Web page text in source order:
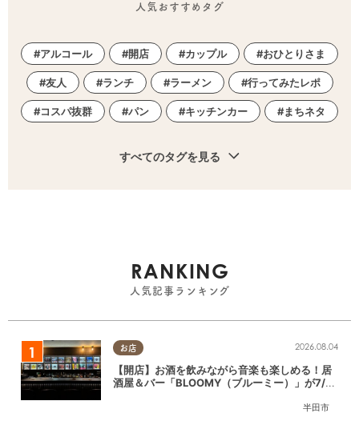
人気おすすめタグ
アルコール 開店 カップル おひとりさま
友人 ランチ ラーメン 行ってみたレポ
コスパ抜群 パン キッチンカー まちネタ
すべてのタグを見る
RANKING
人気記事ランキング
お店
半田市
2026.08.04
【開店】お酒を飲みながら音楽も楽しめる！居
酒屋＆バー「BLOOMY（ブルーミー）」が7/3